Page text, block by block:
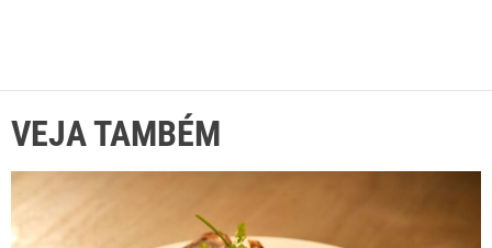
VEJA TAMBÉM